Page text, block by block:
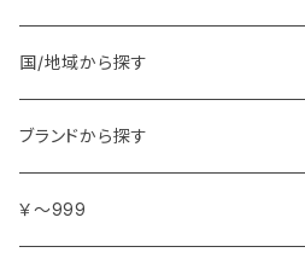
ア行
アンジェリカ
イランイラン
カ行
ガーデニア (クチナシ)
サ行
国/地域から探す
ヨーロッパ
フランス
アフリカ
ブランドから探す
アトリエ・ボヌール・ドゥ・ジュール
￥～999